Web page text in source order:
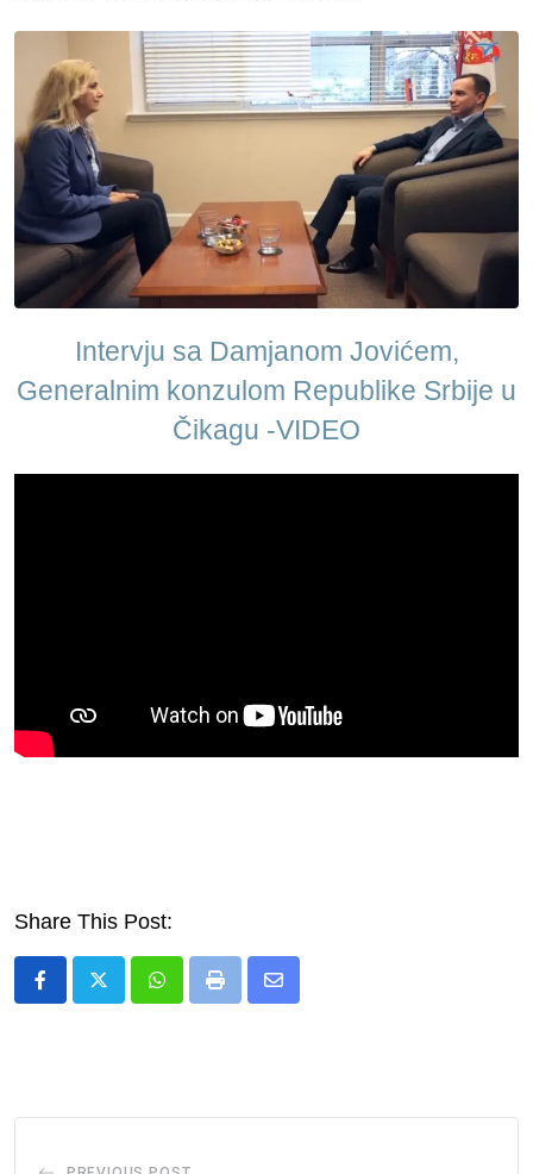
Intervju sa Damjanom Jovićem,
Generalnim konzulom Republike Srbije u
Čikagu -VIDEO
Share This Post:
Whatsapp
Print
Share